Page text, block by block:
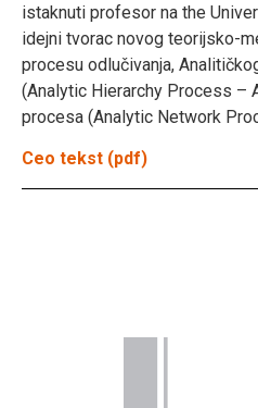
istaknuti profesor na the
idejni tvorac novog teorijsko-
procesu odlučivanja,
(Analytic Hierarchy Process –
procesa (Analytic Network
Ceo tekst (pdf)